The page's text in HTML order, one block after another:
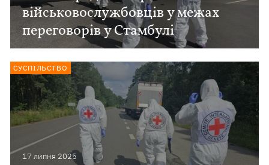
військовослужбовців у межах
переговорів у Стамбулі
17 липня 2025
СУСПІЛЬСТВО